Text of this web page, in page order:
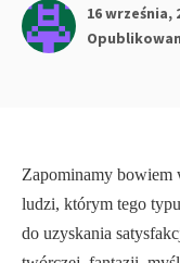
16 września,
Zapomi­namy bowiem
ludzi, którym tego
do uzyskania